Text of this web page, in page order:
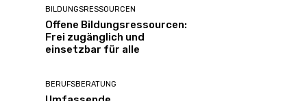
BILDUNGSRESSOURCEN
Offene Bildungsressourcen:
Frei zugänglich und
einsetzbar für alle
BERUFSBERATUNG